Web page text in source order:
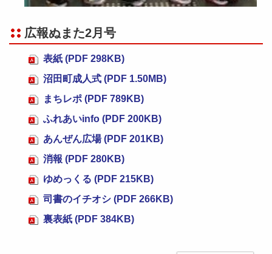
広報ぬまた2月号
表紙 (PDF 298KB)
沼田町成人式 (PDF 1.50MB)
まちレポ (PDF 789KB)
ふれあいinfo (PDF 200KB)
あんぜん広場 (PDF 201KB)
消報 (PDF 280KB)
ゆめっくる (PDF 215KB)
司書のイチオシ (PDF 266KB)
裏表紙 (PDF 384KB)